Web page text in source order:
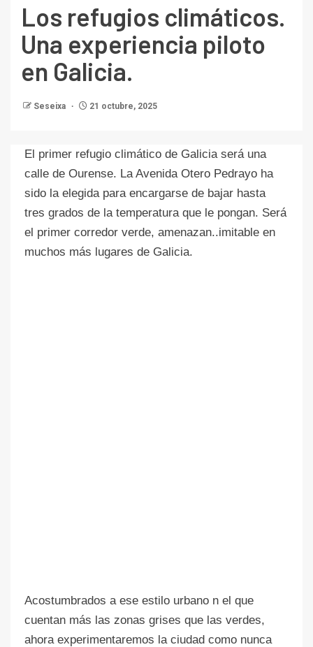
Los refugios climáticos.
Una experiencia piloto
en Galicia.
Seseixa 21 octubre, 2025
El primer refugio climático de Galicia será una
calle de Ourense. La Avenida Otero Pedrayo ha
sido la elegida para encargarse de bajar hasta
tres grados de la temperatura que le pongan. Será
el primer corredor verde, amenazan..imitable en
muchos más lugares de Galicia.
Acostumbrados a ese estilo urbano n el que
cuentan más las zonas grises que las verdes,
ahora experimentaremos la ciudad como nunca